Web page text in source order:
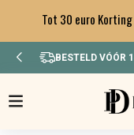
Tot 30 euro Korting
BESTELD VÓÓR